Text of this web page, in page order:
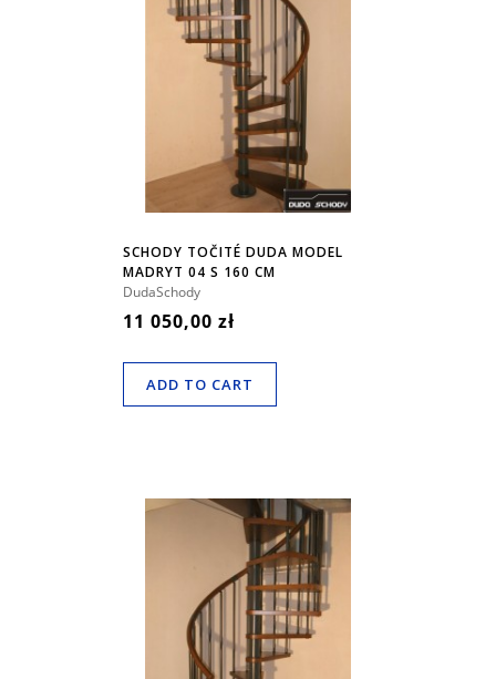
SCHODY TOČITÉ DUDA MODEL
MADRYT 04 S 160 CM
DudaSchody
11 050,00 zł
ADD TO CART